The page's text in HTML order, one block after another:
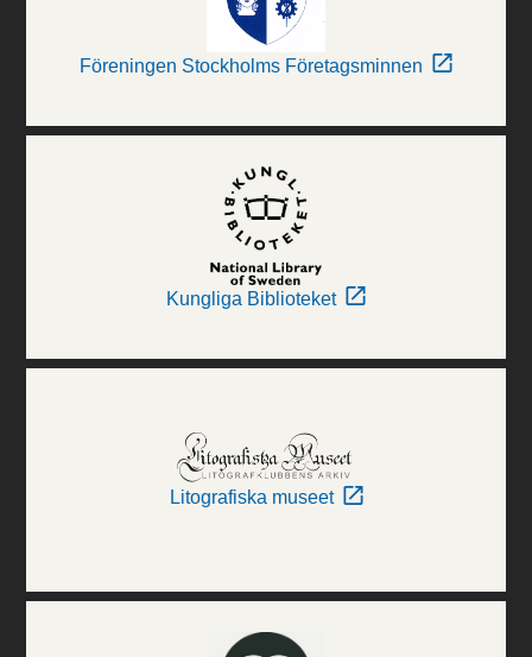
Föreningen Stockholms Företagsminnen
Kungliga Biblioteket
Litografiska museet